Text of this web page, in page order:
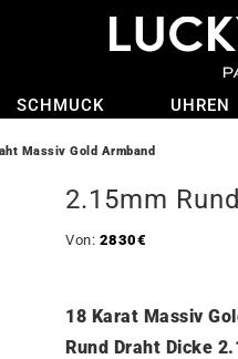
SCHMUCK UHREN
Massiv Gold Armband
2.15mm
Von: 2830€
18 Karat Massiv
Rund Draht Dicke